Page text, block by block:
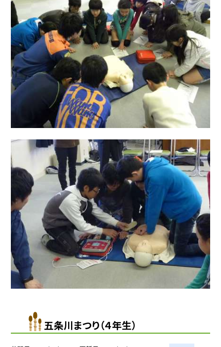
五条川まつり（４年生）